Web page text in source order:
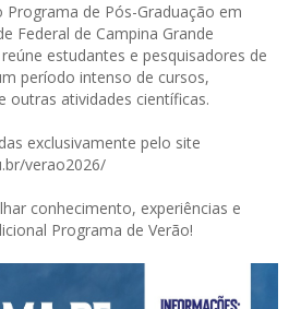
Programa de Pós-Graduação em
Federal de Campina Grande
estudantes e pesquisadores de
período intenso de cursos,
outras atividades científicas.
exclusivamente pelo site
verao2026/
conhecimento, experiências e
Programa de Verão!